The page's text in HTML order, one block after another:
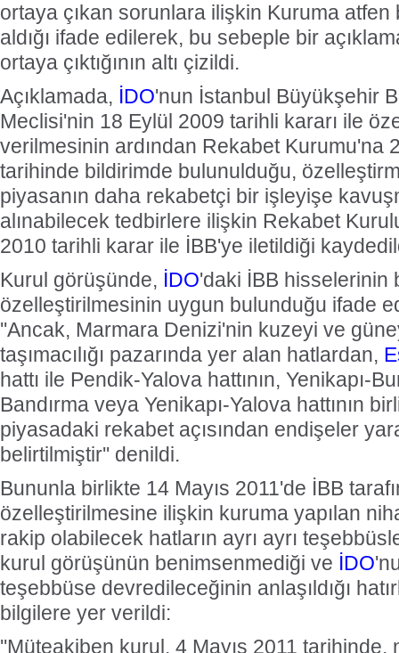
ortaya çıkan sorunlara ilişkin Kuruma atfen
aldığı ifade edilerek, bu sebeple bir
ortaya çıktığının altı çizildi.
Açıklamada, İDO'nun İstanbul Büyükşehir
Meclisi'nin 18 Eylül 2009 tarihli kararı ile
verilmesinin ardından Rekabet Kurumu'na
tarihinde bildirimde bulunulduğu,
piyasanın daha rekabetçi bir işleyişe
alınabilecek tedbirlere ilişkin Rekabet
2010 tarihli karar ile İBB'ye iletildiği
Kurul görüşünde, İDO'daki İBB hisselerinin
özelleştirilmesinin uygun bulunduğu ifade
''Ancak, Marmara Denizi'nin kuzeyi ve
taşımacılığı pazarında yer alan hatlardan,
hattı ile Pendik-Yalova hattının, Yenikapı-
Bandırma veya Yenikapı-Yalova hattının
piyasadaki rekabet açısından endişeler
belirtilmiştir'' denildi.
Bununla birlikte 14 Mayıs 2011'de İBB
özelleştirilmesine ilişkin kuruma yapılan
rakip olabilecek hatların ayrı ayrı
kurul görüşünün benimsenmediği ve İDO
teşebbüse devredileceğinin anlaşıldığı
bilgilere yer verildi:
''Müteakiben kurul, 4 Mayıs 2011 tarihinde,